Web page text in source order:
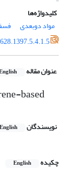
کلیدواژه‌ها
مواد دوبعدی
عنوان مقاله
based
نویسندگان English
چکیده
English